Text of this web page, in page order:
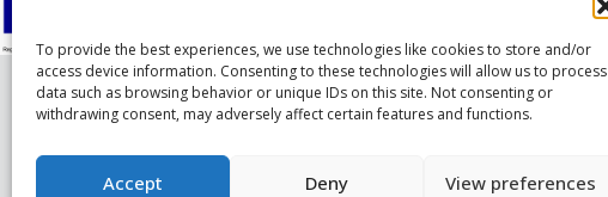
To provide the best experiences, we use technologies like cookies to store and/or
access device information. Consenting to these technologies will allow us to process
data such as browsing behavior or unique IDs on this site. Not consenting or
withdrawing consent, may adversely affect certain features and functions.
Accept Deny View preferences